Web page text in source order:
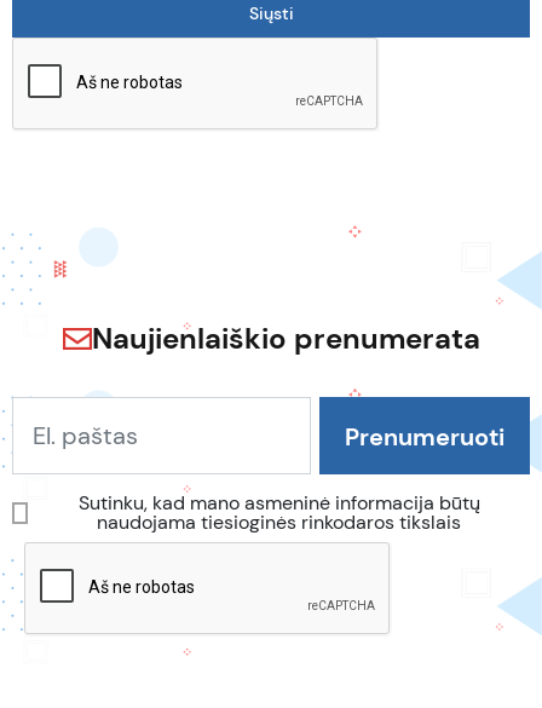
Naujienlaiškio prenumerata
Sutinku, kad mano asmeninė informacija būtų
naudojama tiesioginės rinkodaros tikslais